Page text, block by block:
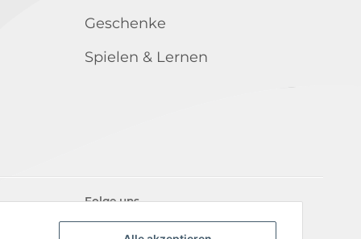
Geschenke
Spielen & Lernen
Folge uns